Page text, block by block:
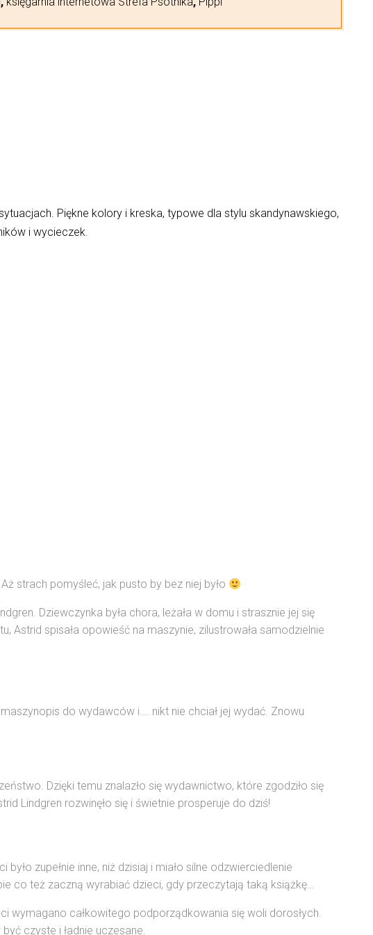
Piękne kolory i kreska, typowe dla stylu skandynawskiego,
i wycieczek.
strach pomyśleć, jak pusto by bez niej było
Dziewczynka była chora, leżała w domu i strasznie jej się
Astrid spisała opowieść na maszynie, zilustrowała samodzielnie
do wydawców i…. nikt nie chciał jej wydać. Znowu
Dzięki temu znalazło się wydawnictwo, które zgodziło się
Lindgren rozwinęło się i świetnie prosperuje do dziś!
zupełnie inne, niż dzisiaj i miało silne odzwierciedlenie
co też zaczną wyrabiać dzieci, gdy przeczytają taką książkę…
wymagano całkowitego podporządkowania się woli dorosłych.
czyste i ładnie uczesane.